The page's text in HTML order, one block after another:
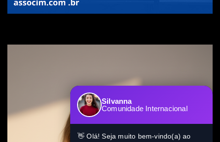
Silvanna
Comunidade Internacional
👋 Olá! Seja muito bem-vindo(a) ao